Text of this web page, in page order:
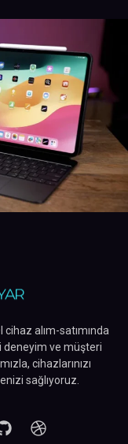
alım-satımında
deneyim ve müşteri
cihazlarınızı
sağlıyoruz.